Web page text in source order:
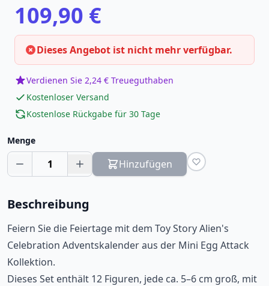
109,90 €
Dieses Angebot ist nicht mehr verfügbar.
Verdienen Sie 2,24 € Treueguthaben
Kostenloser Versand
Kostenlose Rückgabe für 30 Tage
Menge
1 Hinzufügen
Beschreibung
Feiern Sie die Feiertage mit dem Toy Story Alien's
Celebration Adventskalender aus der Mini Egg Attack
Kollektion.
Dieses Set enthält 12 Figuren, jede ca. 5–6 cm groß, mit